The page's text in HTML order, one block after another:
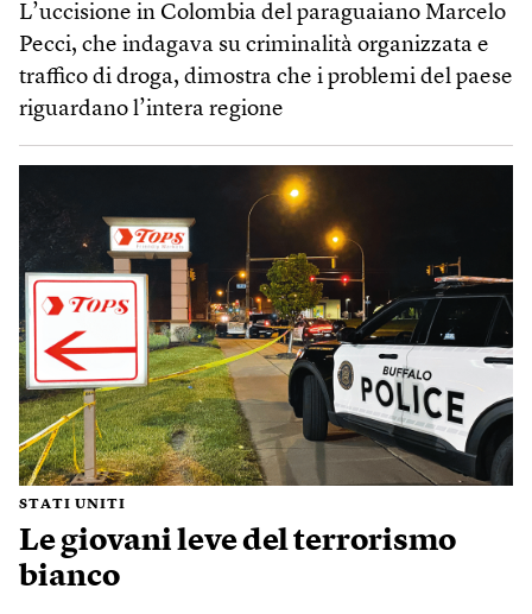
L’uccisione in Colombia del paraguaiano Marcelo
Pecci, che indagava su criminalità organizzata e
traffico di droga, dimostra che i problemi del paese
riguardano l’intera regione
STATI UNITI
Le giovani leve del terrorismo
bianco